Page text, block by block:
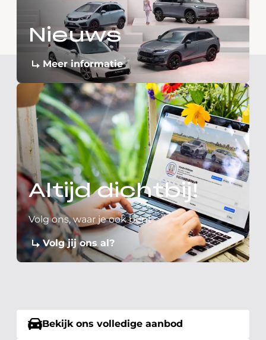
Nieuws
Meer informatie
Altijd dichtbij!
Volg ons, waar je ook bent
Volg jij ons al?
Bekijk ons volledige aanbod